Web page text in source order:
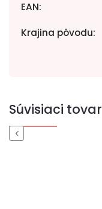
EAN:
Krajina pôvodu:
Súvisiaci tovar
Previous